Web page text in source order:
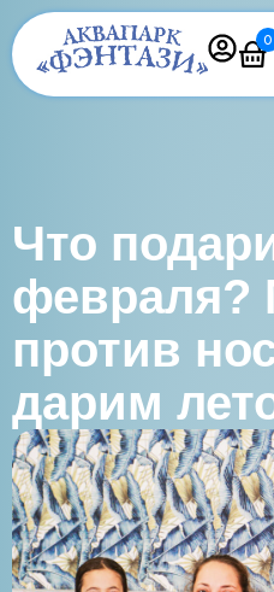
0
Что
февраля?
против
дарим